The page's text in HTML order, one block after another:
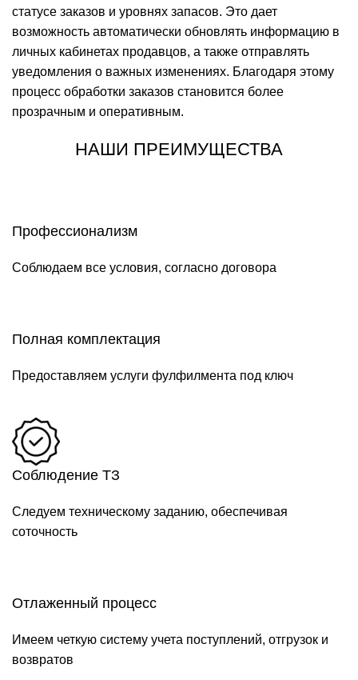
статусе заказов и уровнях запасов. Это дает
возможность автоматически обновлять информацию в
личных кабинетах продавцов, а также отправлять
уведомления о важных изменениях. Благодаря этому
процесс обработки заказов становится более
прозрачным и оперативным.
НАШИ ПРЕИМУЩЕСТВА
Профессионализм
Соблюдаем все условия, согласно договора
Полная комплектация
Предоставляем услуги фулфилмента под ключ
Соблюдение ТЗ
Следуем техническому заданию, обеспечивая
соточность
Отлаженный процесс
Имеем четкую систему учета поступлений, отгрузок и
возвратов